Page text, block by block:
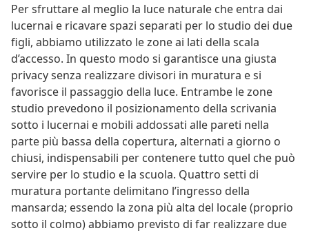
Per sfruttare al meglio la luce naturale che entra dai
lucernai e ricavare spazi separati per lo studio dei due
figli, abbiamo utilizzato le zone ai lati della scala
d’accesso. In questo modo si garantisce una giusta
privacy senza realizzare divisori in muratura e si
favorisce il passaggio della luce. Entrambe le zone
studio prevedono il posizionamento della scrivania
sotto i lucernai e mobili addossati alle pareti nella
parte più bassa della copertura, alternati a giorno o
chiusi, indispensabili per contenere tutto quel che può
servire per lo studio e la scuola. Quattro setti di
muratura portante delimitano l’ingresso della
mansarda; essendo la zona più alta del locale (proprio
sotto il colmo) abbiamo previsto di far realizzare due